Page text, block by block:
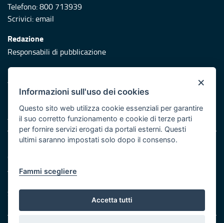
Telefono: 800 713939
Scrivici:email
Redazione
Responsabili di pubblicazione
Protezione civile
Vai al sito di Protezione Civile Puglia
Iniziativa finanziata con risorse del POR Puglia 2014/2020 -
Asse XI
Note legali
Cookie e privacy
Atti di notifica
Servizi Intranet
×
Informazioni sull'uso dei cookies
Questo sito web utilizza cookie essenziali per garantire
il suo corretto funzionamento e cookie di terze parti
per fornire servizi erogati da portali esterni. Questi
ultimi saranno impostati solo dopo il consenso.
Fammi scegliere
Accetta tutti